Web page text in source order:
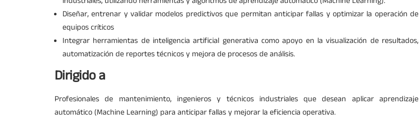
Diseñar, entrenar y validar modelos predictivos que permitan anticipar fallas y optimizar la operación de
equipos críticos
Integrar herramientas de inteligencia artificial generativa como apoyo en la visualización de resultados,
automatización de reportes técnicos y mejora de procesos de análisis.
Dirigido a
Profesionales de mantenimiento, ingenieros y técnicos industriales que desean aplicar aprendizaje
automático (Machine Learning) para anticipar fallas y mejorar la eficiencia operativa.